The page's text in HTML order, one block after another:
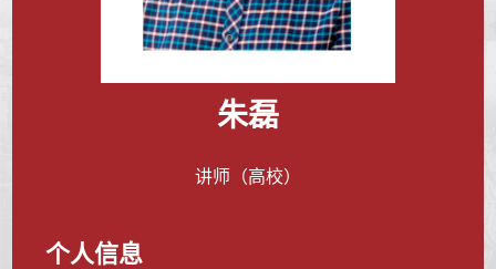
朱磊
讲师（高校）
个人信息